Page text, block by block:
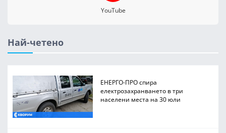
YouTube
Най-четено
ЕНЕРГО-ПРО спира
електрозахранването в три
населени места на 30 юли